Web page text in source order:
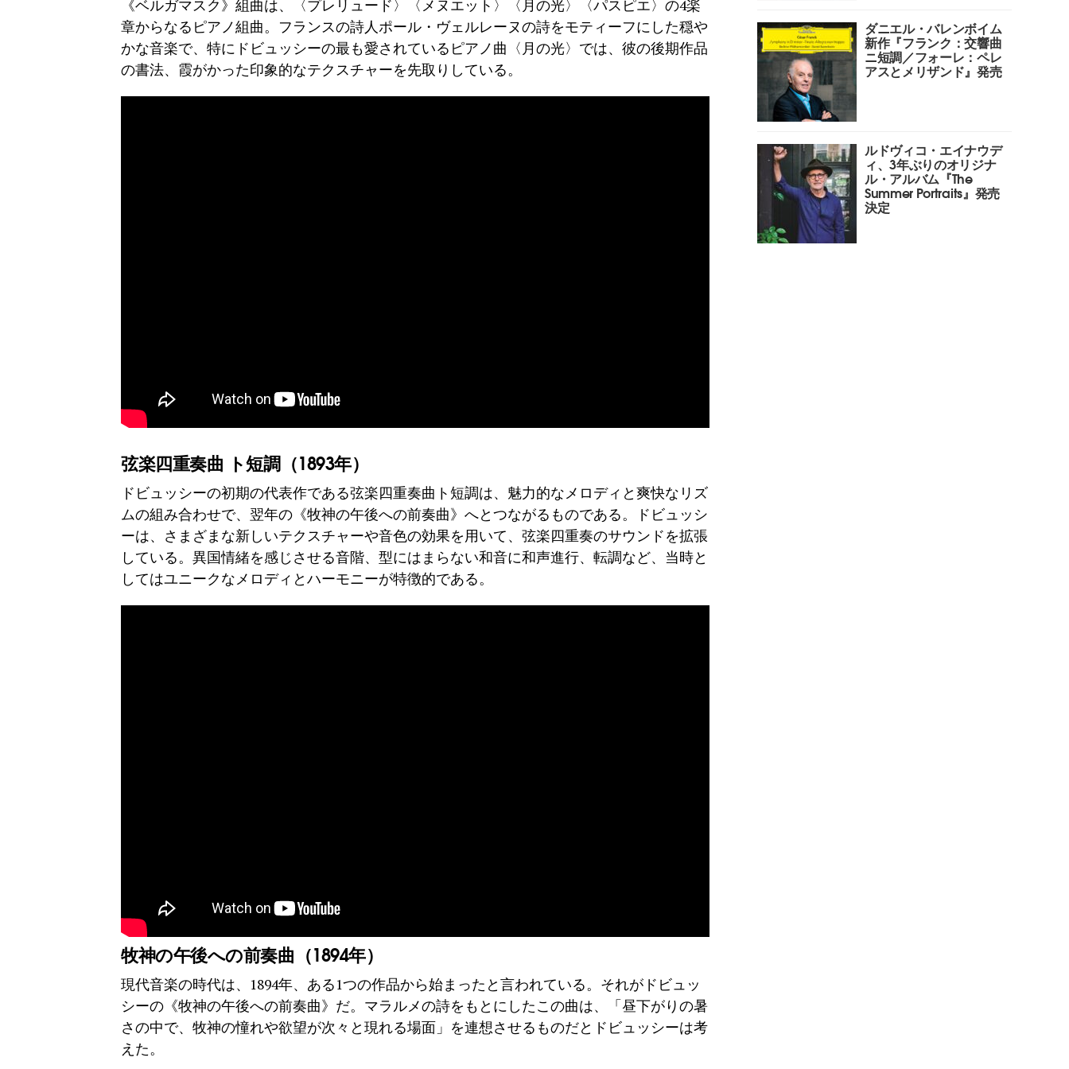
《ベルガマスク》組曲は、〈プレリュード〉〈メヌエット〉〈月の光〉〈パスピエ〉の4楽
章からなるピアノ組曲。フランスの詩人ポール・ヴェルレーヌの詩をモティーフにした穏や
かな音楽で、特にドビュッシーの最も愛されているピアノ曲〈月の光〉では、彼の後期作品
の書法、霞がかった印象的なテクスチャーを先取りしている。
弦楽四重奏曲 ト短調（1893年）
ドビュッシーの初期の代表作である弦楽四重奏曲ト短調は、魅力的なメロディと爽快なリズ
ムの組み合わせで、翌年の《牧神の午後への前奏曲》へとつながるものである。ドビュッシ
ーは、さまざまな新しいテクスチャーや音色の効果を用いて、弦楽四重奏のサウンドを拡張
している。異国情緒を感じさせる音階、型にはまらない和音に和声進行、転調など、当時と
してはユニークなメロディとハーモニーが特徴的である。
牧神の午後への前奏曲（1894年）
現代音楽の時代は、1894年、ある1つの作品から始まったと言われている。それがドビュッ
シーの《牧神の午後への前奏曲》だ。マラルメの詩をもとにしたこの曲は、「昼下がりの暑
さの中で、牧神の憧れや欲望が次々と現れる場面」を連想させるものだとドビュッシーは考
えた。
ダニエル・バレンボイム
新作『フランク：交響曲
ニ短調／フォーレ：ペレ
アスとメリザンド』発売
ルドヴィコ・エイナウデ
ィ、3年ぶりのオリジナ
ル・アルバム『The
Summer Portraits』発売
決定